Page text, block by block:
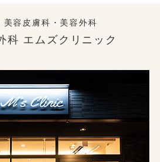
美容皮膚科・美容外科
科 エムズクリニック